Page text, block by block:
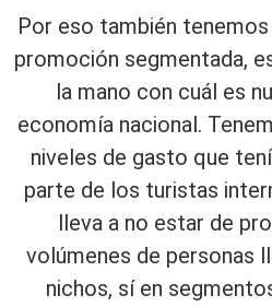
Por eso también tenemos
promoción segmentada,
la mano con cuál es
economía nacional.
niveles de gasto que
parte de los turistas
lleva a no estar de
volúmenes de personas
nichos, sí en